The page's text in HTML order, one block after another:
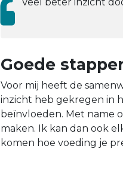
Goede
Voor mij heeft de
inzicht heb gekregen in
beïnvloeden. Met name
maken. Ik kan dan ook
komen hoe voeding je